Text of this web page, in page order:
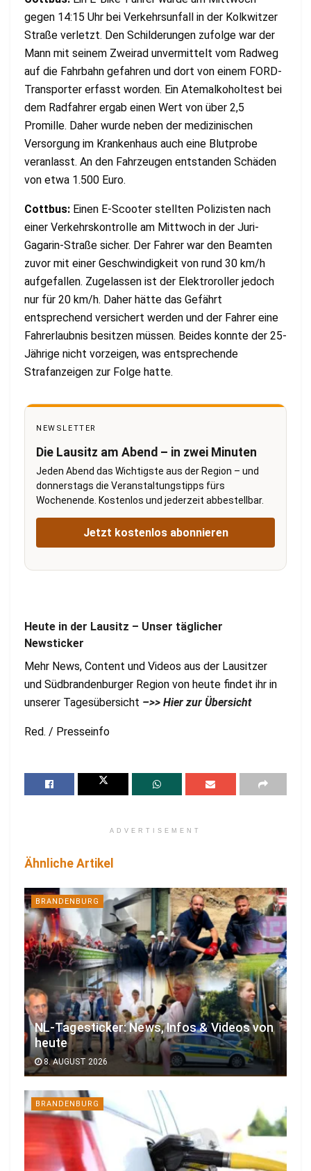
gegen 14:15 Uhr bei Verkehrsunfall in der Kolkwitzer
Straße verletzt. Den Schilderungen zufolge war der
Mann mit seinem Zweirad unvermittelt vom Radweg
auf die Fahrbahn gefahren und dort von einem FORD-
Transporter erfasst worden. Ein Atemalkoholtest bei
dem Radfahrer ergab einen Wert von über 2,5
Promille. Daher wurde neben der medizinischen
Versorgung im Krankenhaus auch eine Blutprobe
veranlasst. An den Fahrzeugen entstanden Schäden
von etwa 1.500 Euro.
Cottbus: Einen E-Scooter stellten Polizisten nach
einer Verkehrskontrolle am Mittwoch in der Juri-
Gagarin-Straße sicher. Der Fahrer war den Beamten
zuvor mit einer Geschwindigkeit von rund 30 km/h
aufgefallen. Zugelassen ist der Elektroroller jedoch
nur für 20 km/h. Daher hätte das Gefährt
entsprechend versichert werden und der Fahrer eine
Fahrerlaubnis besitzen müssen. Beides konnte der 25-
Jährige nicht vorzeigen, was entsprechende
Strafanzeigen zur Folge hatte.
NEWSLETTER
Die Lausitz am Abend – in zwei Minuten
Jeden Abend das Wichtigste aus der Region – und
donnerstags die Veranstaltungstipps fürs
Wochenende. Kostenlos und jederzeit abbestellbar.
Jetzt kostenlos abonnieren
Heute in der Lausitz – Unser täglicher
Newsticker
Mehr News, Content und Videos aus der Lausitzer
und Südbrandenburger Region von heute findet ihr in
unserer Tagesübersicht –>> Hier zur Übersicht
Red. / Presseinfo
ADVERTISEMENT
Ähnliche Artikel
BRANDENBURG
NL-Tagesticker: News, Infos & Videos von
heute
8. AUGUST 2026
BRANDENBURG